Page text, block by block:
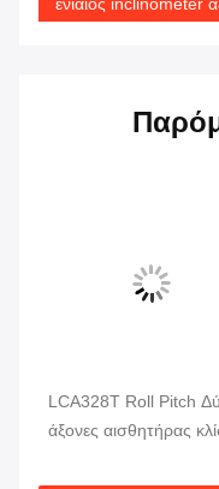
LCA328T Roll Pitch
άξονες αισθητήρας